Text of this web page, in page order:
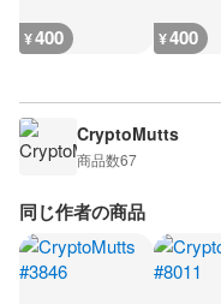
¥400 ¥400
CryptoMutts
商品数67
同じ作者の商品